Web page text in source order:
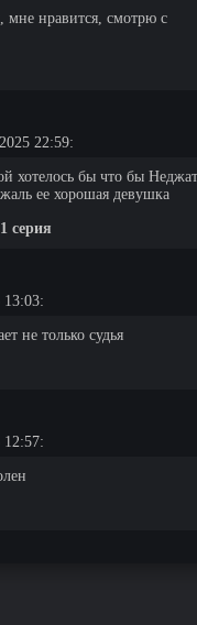
нравится, смотрю с
22:59:
хотелось бы что бы Неджат
ее хорошая девушка
серия
13:03:
не только судья
12:57: